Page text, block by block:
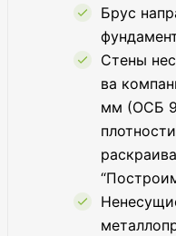
Брус
Стены
ва
мм (ОСБ